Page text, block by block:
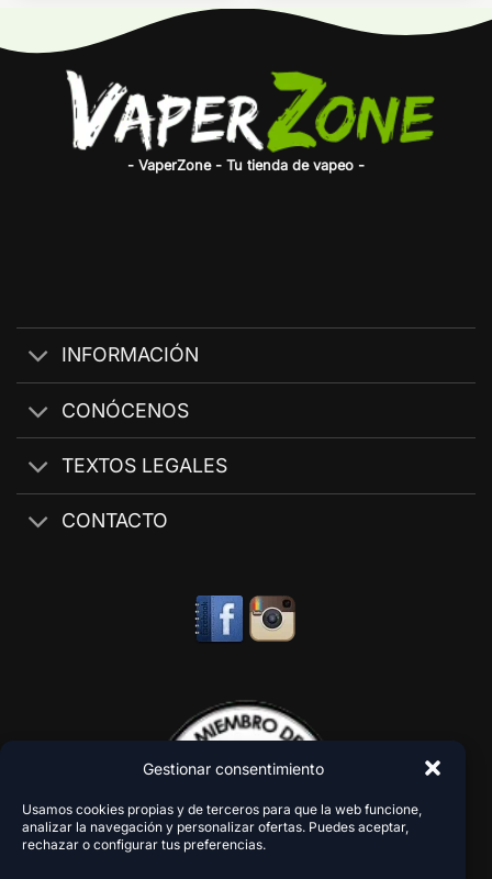
Gestionar consentimiento
Usamos cookies propias y de terceros para que la web funcione,
analizar la navegación y personalizar ofertas. Puedes aceptar,
rechazar o configurar tus preferencias.
- VaperZone - Tu tienda de vapeo -
INFORMACIÓN
CONÓCENOS
TEXTOS LEGALES
CONTACTO